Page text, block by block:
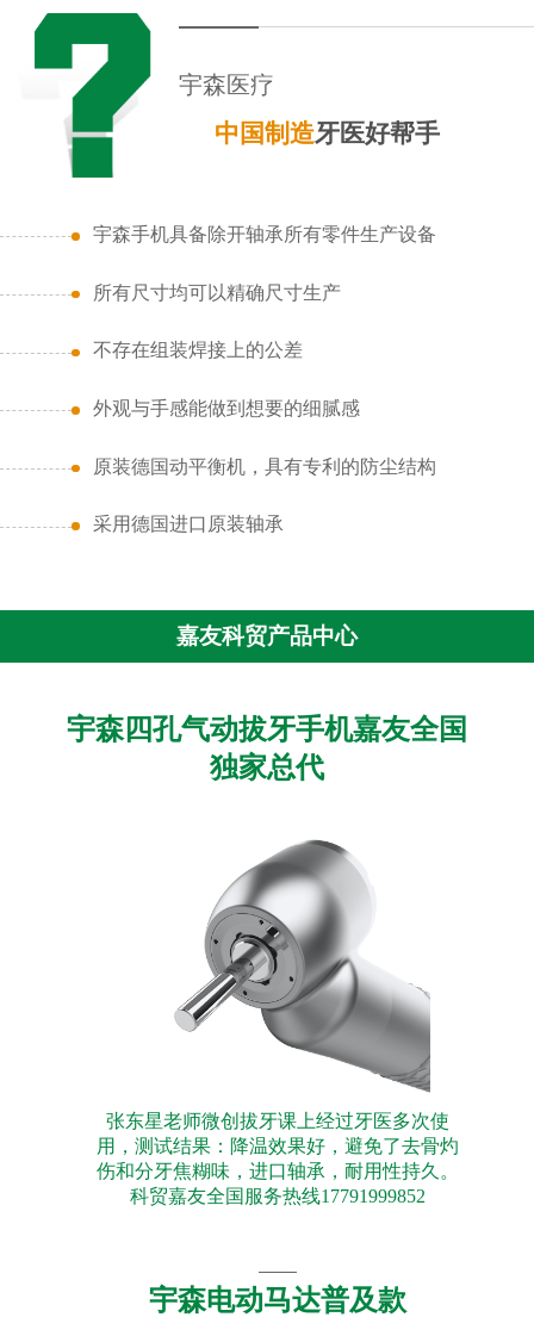
宇森医疗
中国制造牙医好帮手
宇森手机具备除开轴承所有零件生产设备
所有尺寸均可以精确尺寸生产
不存在组装焊接上的公差
外观与手感能做到想要的细腻感
原装德国动平衡机，具有专利的防尘结构
采用德国进口原装轴承
嘉友科贸产品中心
宇森四孔气动拔牙手机嘉友全国
独家总代
张东星老师微创拔牙课上经过牙医多次使
用，测试结果：降温效果好，避免了去骨灼
伤和分牙焦糊味，进口轴承，耐用性持久。
科贸嘉友全国服务热线17791999852
宇森电动马达普及款